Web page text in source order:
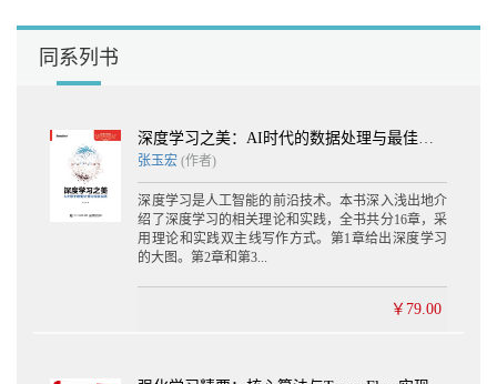
14.4.2 循环神经网络的生物学机理 508
14.5 RNN的结构 509
14.6.1 问题建模 512
14.6.2 确定优化目标函数 513
14.6.3 参数求解 513
14.7 基于RNN的TensorFlow实战——正弦序列预测 514
14.7.1 生成数据 516
14.7.2 定义权值和偏置 517
14.7.3 前向传播 519
14.7.4 定义损失函数 522
同系列书
深度学习之美：AI时代的数据处理与最佳实践
张玉宏 (作者)
深度学习是人工智能的前沿技术。本书深入浅出地介
绍了深度学习的相关理论和实践，全书共分16章，采
用理论和实践双主线写作方式。第1章给出深度学习
的大图。第2章和第3...
￥79.00